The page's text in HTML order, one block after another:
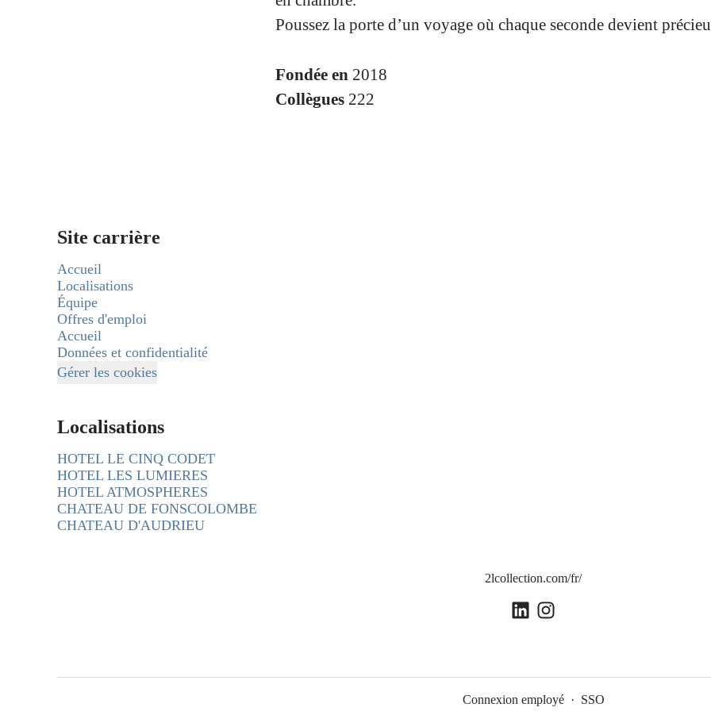
Poussez la porte d’un voyage où chaque seconde devient
Fondée en 2018
Collègues 222
Site carrière
Accueil
Localisations
Équipe
Offres d'emploi
Accueil
Données et confidentialité
Gérer les cookies
Localisations
HOTEL LE CINQ CODET
HOTEL LES LUMIERES
HOTEL ATMOSPHERES
CHATEAU DE FONSCOLOMBE
CHATEAU D'AUDRIEU
2lcollection.com/fr/
Connexion employé · SSO